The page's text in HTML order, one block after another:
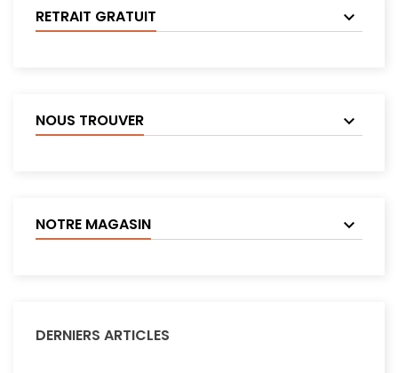
RETRAIT GRATUIT
NOUS TROUVER
NOTRE MAGASIN
DERNIERS ARTICLES